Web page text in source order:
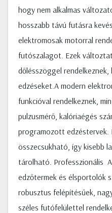
hogy nem alkalmas
hosszabb távú futásra
elektromosak motorral
futószalagot. Ezek
dőlésszöggel
edzéseket.A modern
funkcióval rendelkeznek,
pulzusmérő, kalóriaégés
programozott edzéstervek.
összecsukható, így kisebb
tárolható. Professzionális
edzőtermek és élsportolók
robusztus felépítésűek,
széles futófelülettel